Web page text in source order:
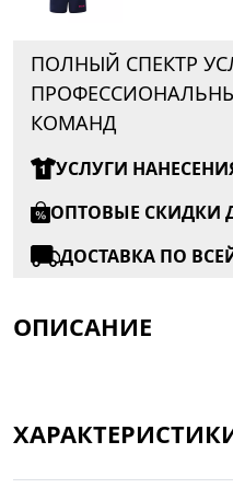
ПОЛНЫЙ СПЕКТР
КОМАНД
УСЛУГИ
ОПТОВЫЕ СКИДКИ
ДОСТАВКА ПО
ОПИСАНИЕ